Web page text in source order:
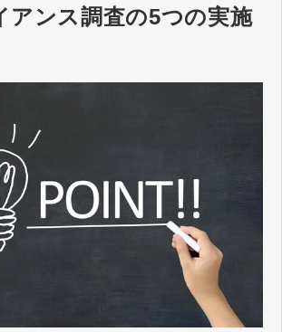
アンス調査の5つの実施